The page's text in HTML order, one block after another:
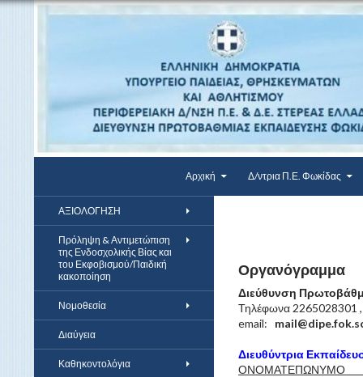
Αρχική
Δ/ντρια Π.Ε. Φωκίδας
Οργανόγραμμα
Διεύθυνση
Τηλέφωνα 2265028301
email:
Διευθύντρια
ΑΞΙΟΛΟΓΗΣΗ
Πρόληψη & Αντιμετώπιση
της Ενδοσχολικής Βίας και
του Εκφοβισμού/Παιδική
κακοποίηση
Νομοθεσία
Διαύγεια
Καθηκοντολόγια